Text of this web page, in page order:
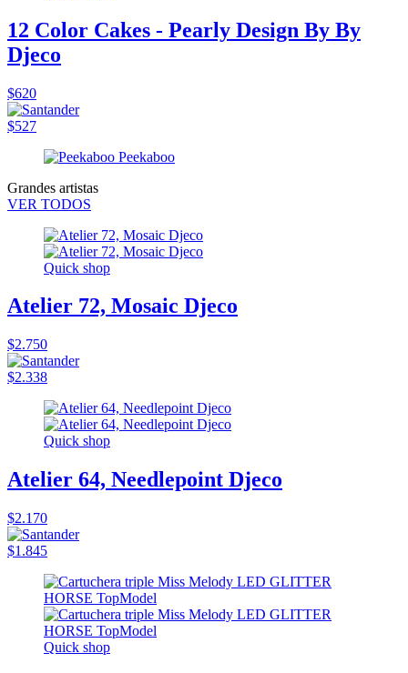
12 Color Cakes - Pearly Design By By
Djeco
$620
$527
Grandes artistas
VER TODOS
Quick shop
Atelier 72, Mosaic Djeco
$2.750
$2.338
Quick shop
Atelier 64, Needlepoint Djeco
$2.170
$1.845
Quick shop